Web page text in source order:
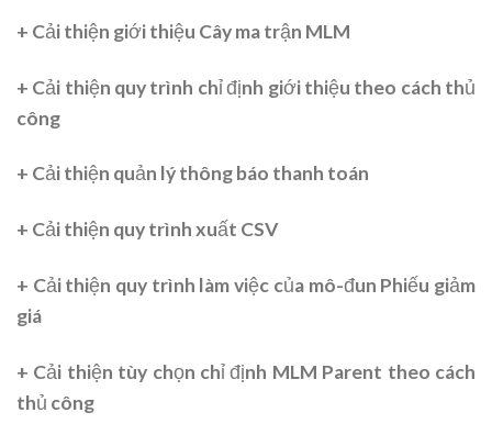
+ Cải thiện giới thiệu Cây ma trận MLM
+ Cải thiện quy trình chỉ định giới thiệu theo cách thủ
công
+ Cải thiện quản lý thông báo thanh toán
+ Cải thiện quy trình xuất CSV
+ Cải thiện quy trình làm việc của mô-đun Phiếu giảm
giá
+ Cải thiện tùy chọn chỉ định MLM Parent theo cách
thủ công